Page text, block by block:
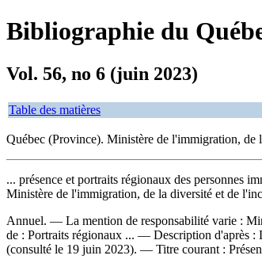
Bibliographie du
Vol. 56, no 6 (juin 2023)
Table des matières
Québec (Province). Ministère de l'immigration, de
... présence et portraits régionaux des personnes
Ministère de l'immigration, de la diversité et de
Annuel. — La mention de responsabilité varie :
de : Portraits régionaux ... — Description d'après
(consulté le 19 juin 2023). — Titre courant :